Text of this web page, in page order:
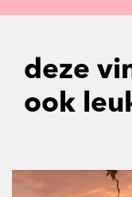
deze
ook